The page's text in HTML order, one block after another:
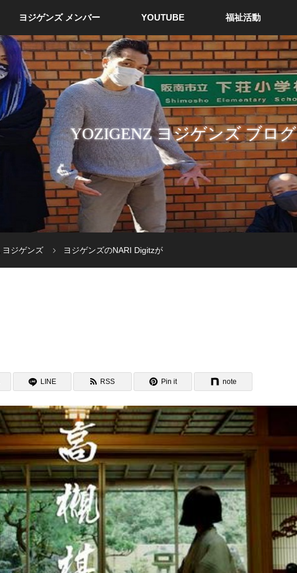
ヨジゲンズ メンバー YOUTUBE 福祉活動
YOZIGENZ ヨジゲンズ ブログ
ヨジゲンズ ヨジゲンズのNARI Digitzが
LINE RSS Pin it note